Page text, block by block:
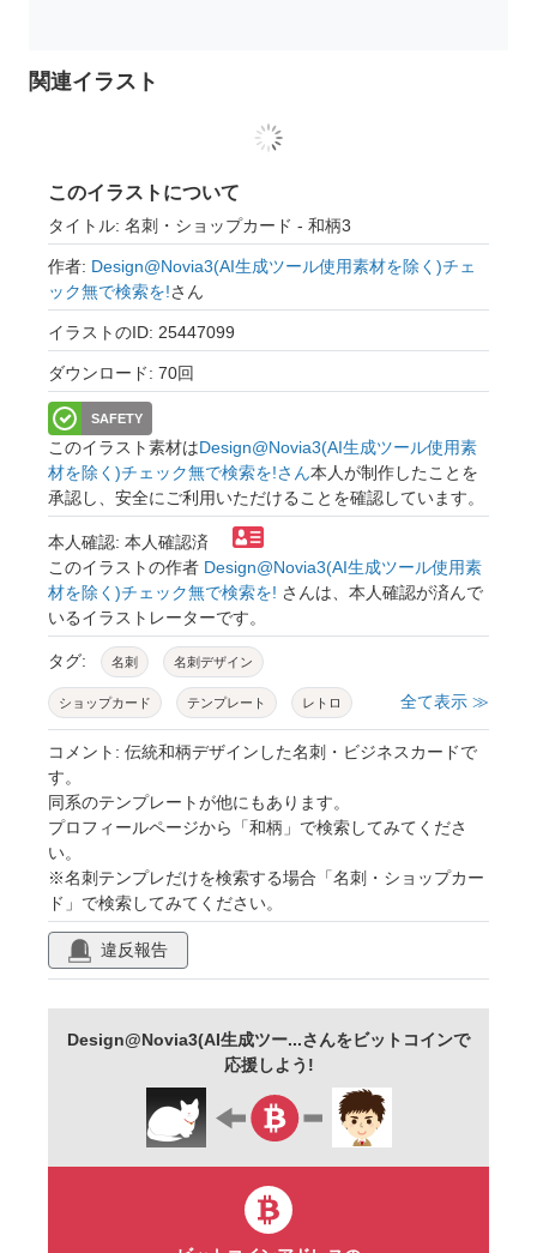
関連イラスト
このイラストについて
タイトル: 名刺・ショップカード - 和柄3
作者: Design@Novia3(AI生成ツール使用素材を除く)チェ
ック無で検索を!さん
イラストのID: 25447099
ダウンロード: 70回
SAFETY
このイラスト素材はDesign@Novia3(AI生成ツール使用素
材を除く)チェック無で検索を!さん本人が制作したことを
承認し、安全にご利用いただけることを確認しています。
本人確認: 本人確認済
このイラストの作者 Design@Novia3(AI生成ツール使用素
材を除く)チェック無で検索を! さんは、本人確認が済んで
いるイラストレーターです。
タグ: 名刺 名刺デザイン
ショップカード テンプレート レトロ
ジオメトリック 幾何学模様 和柄
青海波
籠目 紗綾形
全て表示 ≫
コメント: 伝統和柄デザインした名刺・ビジネスカードで
す。
同系のテンプレートが他にもあります。
プロフィールページから「和柄」で検索してみてくださ
い。
※名刺テンプレだけを検索する場合「名刺・ショップカー
ド」で検索してみてください。
違反報告
Design@Novia3(AI生成ツー...さんをビットコインで
応援しよう!